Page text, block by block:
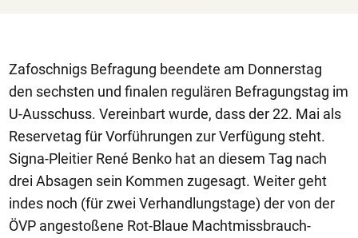
Zafoschnigs Befragung beendete am Donnerstag
den sechsten und finalen regulären Befragungstag im
U-Ausschuss. Vereinbart wurde, dass der 22. Mai als
Reservetag für Vorführungen zur Verfügung steht.
Signa-Pleitier René Benko hat an diesem Tag nach
drei Absagen sein Kommen zugesagt. Weiter geht
indes noch (für zwei Verhandlungstage) der von der
ÖVP angestoßene Rot-Blaue Machtmissbrauch-